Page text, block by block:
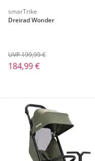
smarTrike
Dreirad Wonder
184,99 €
UVP 199,99 €